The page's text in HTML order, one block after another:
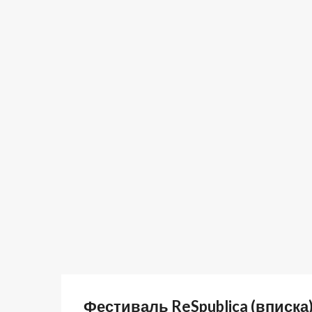
Фестиваль ReSpublica